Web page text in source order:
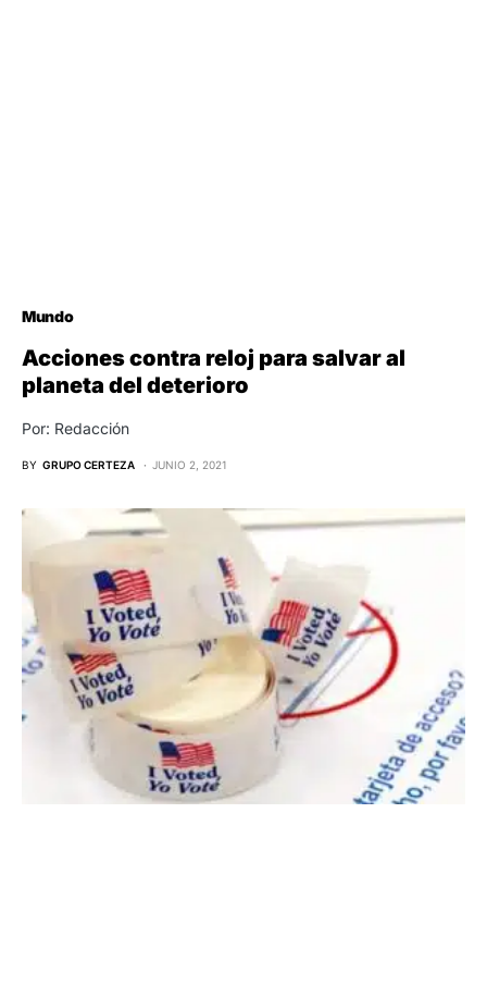
Mundo
Acciones contra reloj para salvar al
planeta del deterioro
Por: Redacción
BY GRUPO CERTEZA JUNIO 2, 2021